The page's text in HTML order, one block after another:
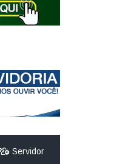
Servidor